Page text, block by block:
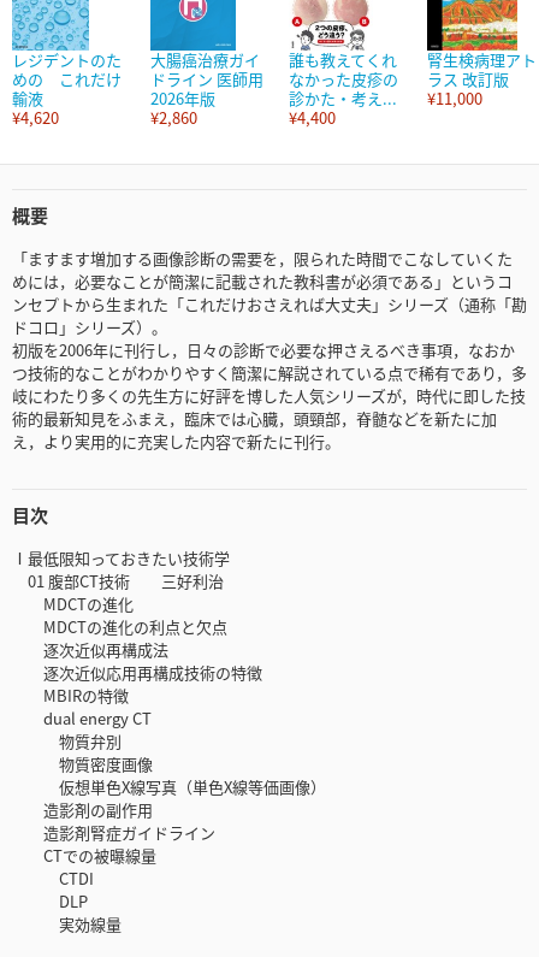
レジデントのた
めの これだけ
輸液
¥4,620
大腸癌治療ガイ
ドライン 医師用
2026年版
¥2,860
誰も教えてくれ
なかった皮疹の
診かた・考え...
¥4,400
腎生検病理アト
ラス 改訂版
¥11,000
概要
「ますます増加する画像診断の需要を，限られた時間でこなしていくた
めには，必要なことが簡潔に記載された教科書が必須である」というコ
ンセプトから生まれた「これだけおさえれば大丈夫」シリーズ（通称「勘
ドコロ」シリーズ）。
初版を2006年に刊行し，日々の診断で必要な押さえるべき事項，なおか
つ技術的なことがわかりやすく簡潔に解説されている点で稀有であり，多
岐にわたり多くの先生方に好評を博した人気シリーズが，時代に即した技
術的最新知見をふまえ，臨床では心臓，頭頸部，脊髄などを新たに加
え，より実用的に充実した内容で新たに刊行。
目次
Ⅰ最低限知っておきたい技術学
01 腹部CT技術 三好利治
MDCTの進化
MDCTの進化の利点と欠点
逐次近似再構成法
逐次近似応用再構成技術の特徴
MBIRの特徴
dual energy CT
物質弁別
物質密度画像
仮想単色X線写真（単色X線等価画像）
造影剤の副作用
造影剤腎症ガイドライン
CTでの被曝線量
CTDI
DLP
実効線量